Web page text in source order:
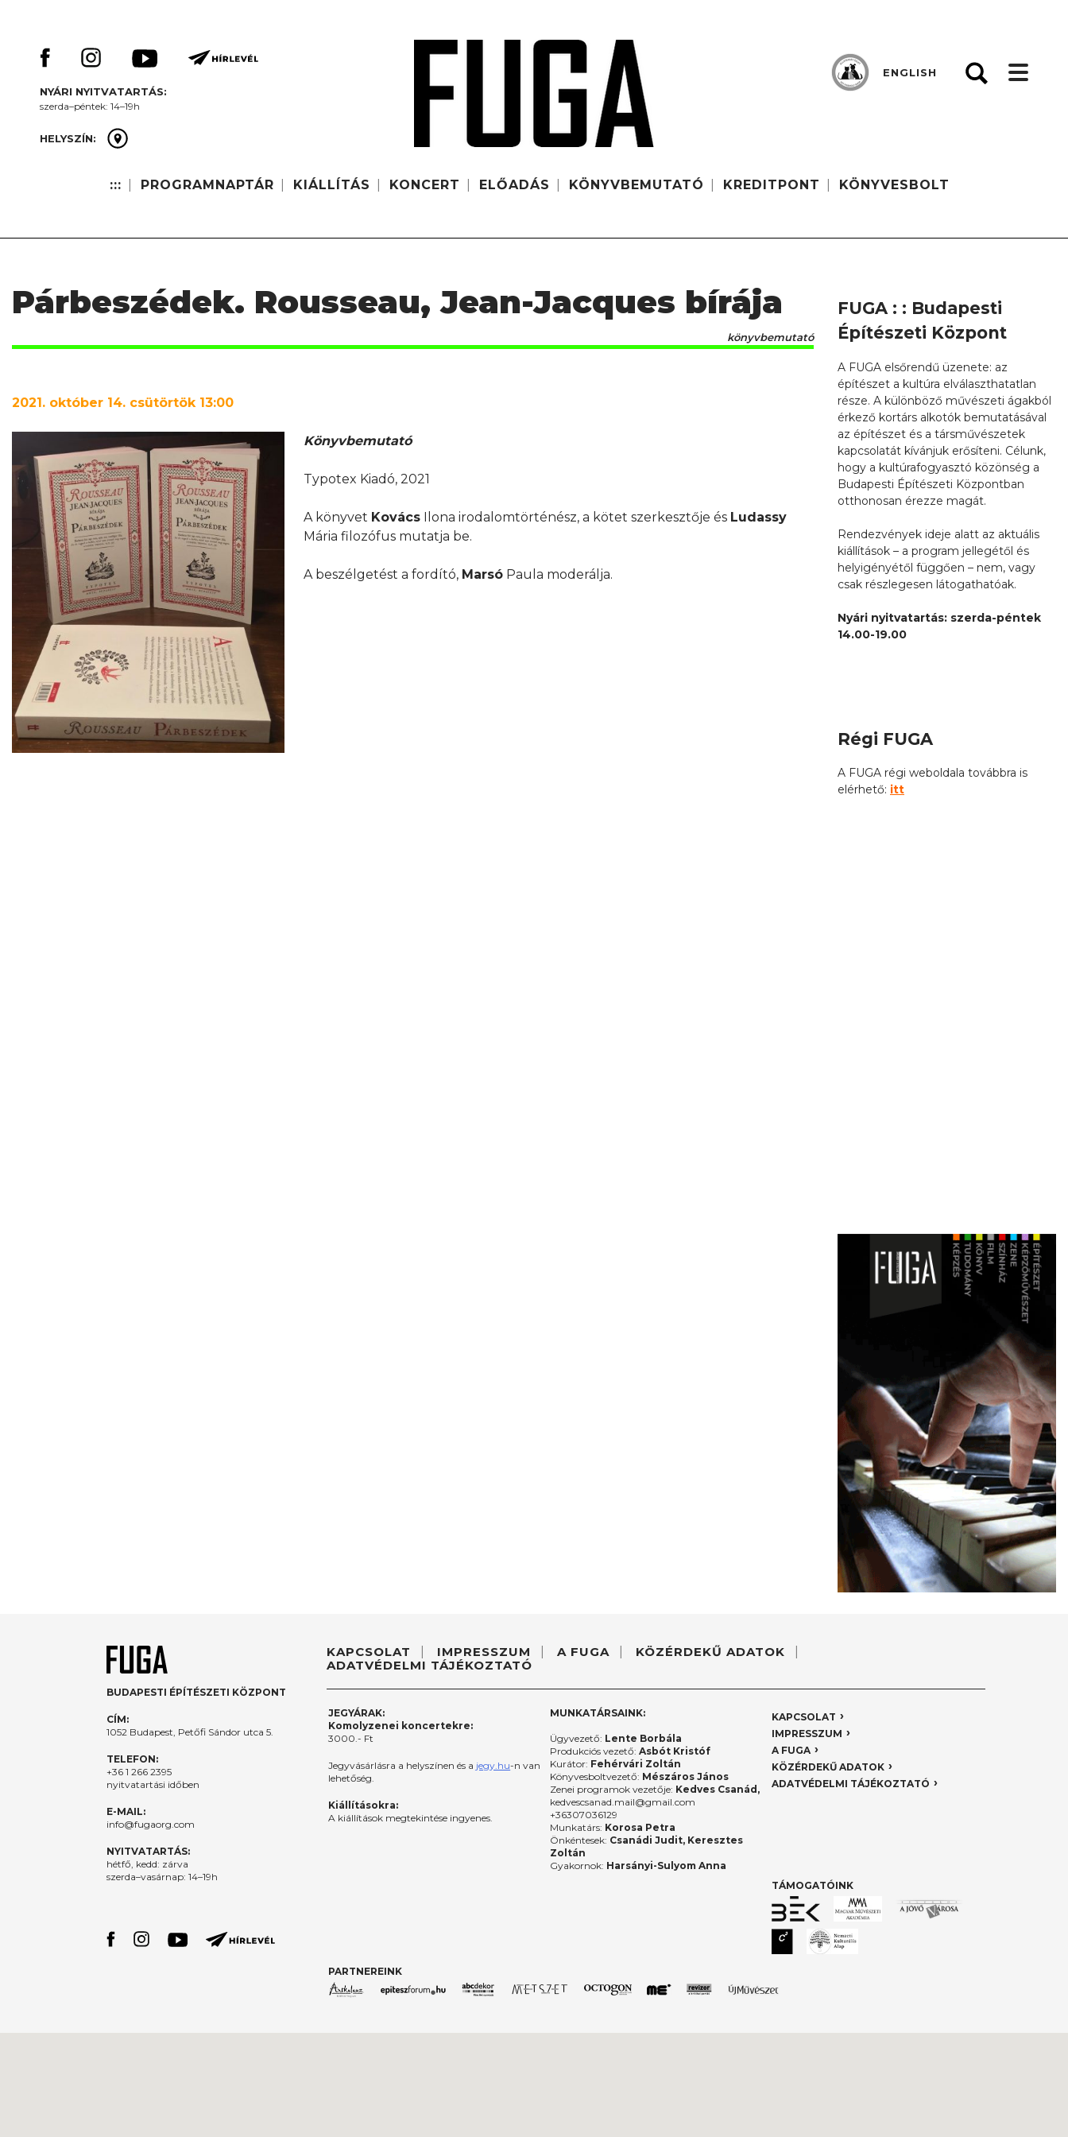
NYÁRI NYITVATARTÁS:
szerda–péntek: 14–19h
HELYSZÍN:
::: PROGRAMNAPTÁR KIÁLLÍTÁS KONCERT ELŐADÁS KÖNYVBEMUTATÓ KREDITPONT KÖNYVESBOLT
ENGLISH
Párbeszédek. Rousseau, Jean-Jacques bírája
könyvbemutató
2021. október 14. csütörtök 13:00
Könyvbemutató
Typotex Kiadó, 2021
A könyvet Kovács Ilona irodalomtörténész, a kötet szerkesztője és Ludassy
Mária filozófus mutatja be.
A beszélgetést a fordító, Marsó Paula moderálja.
FUGA : : Budapesti
Építészeti Központ
A FUGA elsőrendű üzenete: az
építészet a kultúra elválaszthatatlan
része. A különböző művészeti ágakból
érkező kortárs alkotók bemutatásával
az építészet és a társművészetek
kapcsolatát kívánjuk erősíteni. Célunk,
hogy a kultúrafogyasztó közönség a
Budapesti Építészeti Központban
otthonosan érezze magát.
Rendezvények ideje alatt az aktuális
kiállítások – a program jellegétől és
helyigényétől függően – nem, vagy
csak részlegesen látogathatóak.
Nyári nyitvatartás: szerda-péntek
14.00-19.00
Régi FUGA
A FUGA régi weboldala továbbra is
elérhető: itt
BUDAPESTI ÉPÍTÉSZETI KÖZPONT
CÍM:
1052 Budapest, Petőfi Sándor utca 5.
TELEFON:
+36 1 266 2395
nyitvatartási időben
E-MAIL:
info@fugaorg.com
NYITVATARTÁS:
hétfő, kedd: zárva
szerda–vasárnap: 14–19h
KAPCSOLAT IMPRESSZUM A FUGA
KÖZÉRDEKŰ ADATOK
ADATVÉDELMI TÁJÉKOZTATÓ
JEGYÁRAK:
Komolyzenei koncertekre:
3000.- Ft
Jegyvásárlásra a helyszínen és a jegy.hu-n van
lehetőség.
Kiállításokra:
A kiállítások megtekintése ingyenes.
MUNKATÁRSAINK:
Ügyvezető: Lente Borbála
Produkciós vezető: Asbót Kristóf
Kurátor: Fehérvári Zoltán
Könyvesboltvezető: Mészáros János
Zenei programok vezetője: Kedves Csanád,
kedvescsanad.mail@gmail.com
+36307036129
Munkatárs: Korosa Petra
Önkéntesek: Csanádi Judit, Keresztes
Zoltán
Gyakornok: Harsányi-Sulyom Anna
KAPCSOLAT
IMPRESSZUM
A FUGA
KÖZÉRDEKŰ ADATOK
ADATVÉDELMI TÁJÉKOZTATÓ
TÁMOGATÓINK
PARTNEREINK